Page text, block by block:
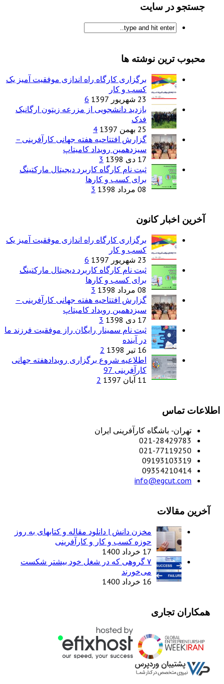
جستجو در سایت
محبوب ترین نوشته ها
برگزاری کارگاه راه اندازی موفقیت آمیز یک
کسب و کار
23 شهریور 1397
6
بازدید دانشجویی از مزرعه زیتون ارگانیک
فدک
25 بهمن 1397
4
گزارش افتتاحیه هفته جهانی کارآفرینی –
سیزدهمین رویداد کامیتاپ
17 دی 1398
3
ثبت نام کارگاه کاربرد دیجیتال مارکتینگ
برای کسب و کارها
08 مرداد 1398
3
آخرین اخبار کانون
برگزاری کارگاه راه اندازی موفقیت آمیز یک
کسب و کار
23 شهریور 1397
6
ثبت نام کارگاه کاربرد دیجیتال مارکتینگ
برای کسب و کارها
08 مرداد 1398
3
گزارش افتتاحیه هفته جهانی کارآفرینی –
سیزدهمین رویداد کامیتاپ
17 دی 1398
3
ثبت نام سمینار رایگان راز موفقیت فرزند ما
در آینده
16 تیر 1398
2
اطلاعیه شروع برگزاری رویدادهفته جهانی
کارآفرینی 97
11 آبان 1397
2
اطلاعات تماس
تهران- باشگاه کارآفرینی ایران
021-28429783
021-77119250
09193103319
09354210414
info@egcut.com
آخرین مقالات
مخزن دانش | دانلود مقاله و کتابهای به روز
حوزه کسب و کار و کارآفرینی
17 خرداد 1400
۷ گروهی که در شغل خود بیشتر شکست
می‌خورند
16 خرداد 1400
همکاران تجاری